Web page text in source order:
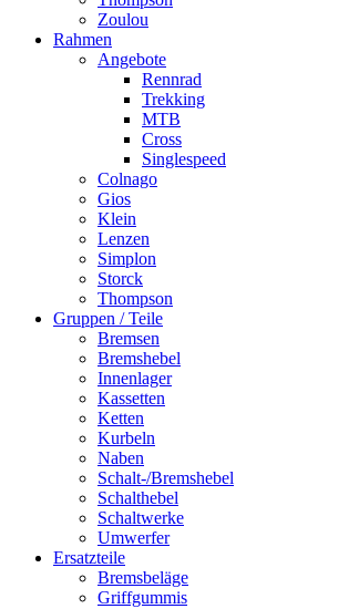
Zoulou
Rahmen
Angebote
Rennrad
Trekking
MTB
Cross
Singlespeed
Colnago
Gios
Klein
Lenzen
Simplon
Storck
Thompson
Gruppen / Teile
Bremsen
Bremshebel
Innenlager
Kassetten
Ketten
Kurbeln
Naben
Schalt-/Bremshebel
Schalthebel
Schaltwerke
Umwerfer
Ersatzteile
Bremsbeläge
Griffgummis